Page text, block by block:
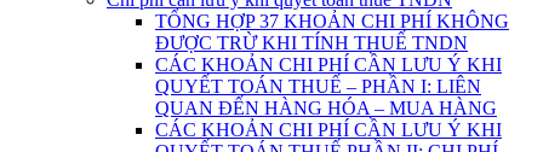
TỔNG HỢP 37 KHOẢN CHI PHÍ KHÔNG
ĐƯỢC TRỪ KHI TÍNH THUẾ TNDN
CÁC KHOẢN CHI PHÍ CẦN LƯU Ý KHI
QUYẾT TOÁN THUẾ – PHẦN I: LIÊN
QUAN ĐẾN HÀNG HÓA – MUA HÀNG
CÁC KHOẢN CHI PHÍ CẦN LƯU Ý KHI